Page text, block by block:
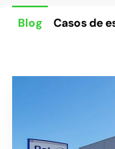
Blog Casos de